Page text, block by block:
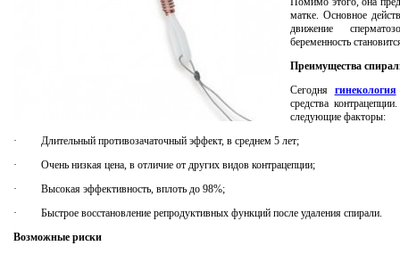
матке. Основное
движение
беременность
Преимущества
Сегодня гинекология
средства
следующие факторы:
· Длительный противозачаточный эффект, в среднем 5 лет;
· Очень низкая цена, в отличие от других видов контрацепции;
· Высокая эффективность, вплоть до 98%;
· Быстрое восстановление репродуктивных функций после удаления спирали.
Возможные риски